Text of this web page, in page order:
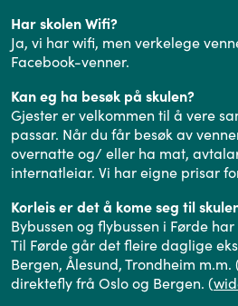
Har skolen Wifi?
Ja, vi har wifi, men verkelege
Facebook-venner.
Kan eg ha besøk på skulen?
Gjester er velkommen til å vere
passar. Når du får besøk av
overnatte og/ eller ha mat,
internatleiar. Vi har eigne prisar
Korleis er det å kome seg til
Bybussen og flybussen i Førde
Til Førde går det fleire daglige
Bergen, Ålesund, Trondheim m.m.
direktefly frå Oslo og Bergen. (